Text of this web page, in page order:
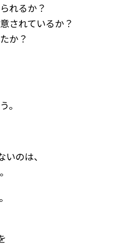
れるか？
されているか？
か？
。
のは、